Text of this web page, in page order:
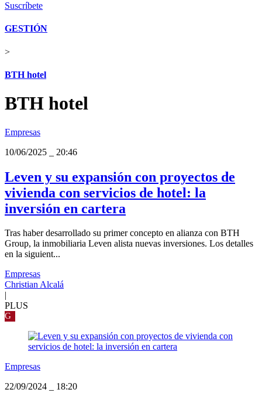
Suscríbete
GESTIÓN
>
BTH hotel
BTH hotel
Empresas
10/06/2025
20:46
Leven y su expansión con proyectos de
vivienda con servicios de hotel: la
inversión en cartera
Tras haber desarrollado su primer concepto en alianza con BTH
Group, la inmobiliaria Leven alista nuevas inversiones. Los detalles
en la siguient...
Empresas
Christian Alcalá
PLUS
G
Empresas
22/09/2024
18:20